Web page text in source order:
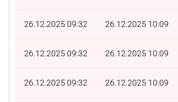
26.12.2025 09:32 26.12.2025 10:09
26.12.2025 09:32 26.12.2025 10:09
26.12.2025 09:32 26.12.2025 10:09